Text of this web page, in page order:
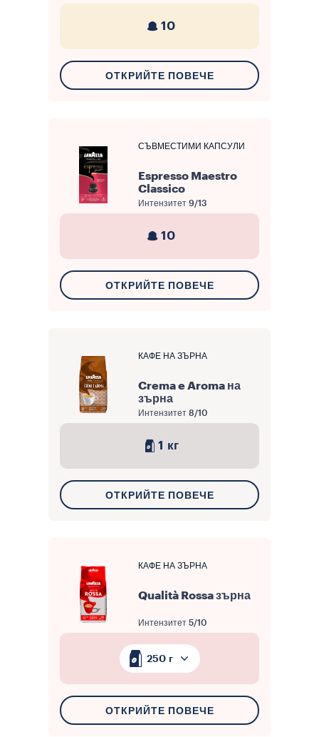
10
ОТКРИЙТЕ ПОВЕЧЕ
СЪВМЕСТИМИ КАПСУЛИ
Espresso Maestro
Classico
Интензитет 9/13
10
ОТКРИЙТЕ ПОВЕЧЕ
КАФЕ НА ЗЪРНА
Crema e Aroma на
зърна
Интензитет 8/10
1 кг
ОТКРИЙТЕ ПОВЕЧЕ
КАФЕ НА ЗЪРНА
Qualità Rossa зърна
Интензитет 5/10
250 г
ОТКРИЙТЕ ПОВЕЧЕ